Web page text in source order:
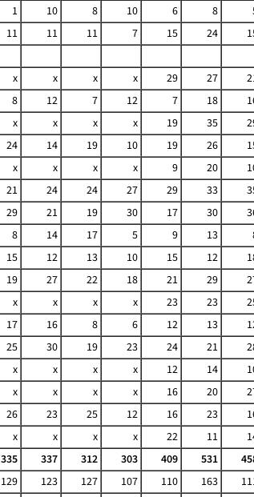
1 10 8 10 6 8
11 11 11 7 15 24
x x x x 29 27
8 12 7 12 7 18
x x x x 19 35
24 14 19 10 19 26
x x x x 9 20
21 24 24 27 29 33
29 21 19 30 17 30
8 14 17 5 9 13
15 12 13 10 15 12
19 27 22 18 21 29
x x x x 23 23
17 16 8 6 12 13
25 30 19 23 24 21
x x x x 12 14
x x x x 16 20
26 23 25 12 16 23
x x x x 22 11
335 337 312 303 409 531
129 123 127 107 110 163